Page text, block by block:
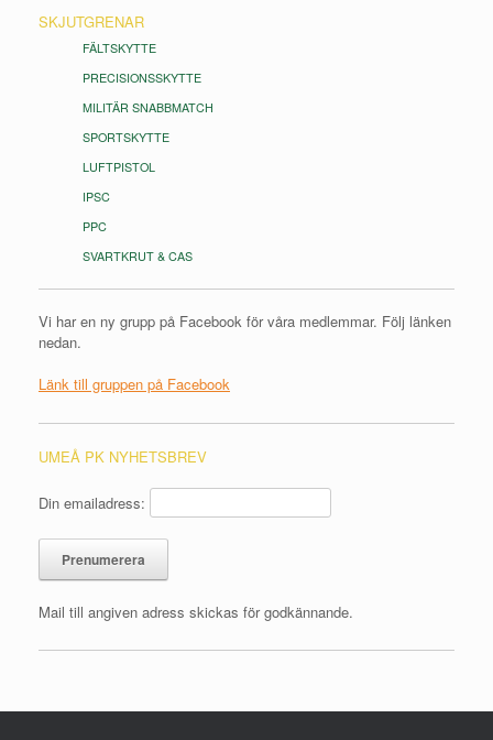
SKJUTGRENAR
FÄLTSKYTTE
PRECISIONSSKYTTE
MILITÄR SNABBMATCH
SPORTSKYTTE
LUFTPISTOL
IPSC
PPC
SVARTKRUT & CAS
Vi har en ny grupp på Facebook för våra medlemmar. Följ länken
nedan.
Länk till gruppen på Facebook
UMEÅ PK NYHETSBREV
Din emailadress:
Mail till angiven adress skickas för godkännande.